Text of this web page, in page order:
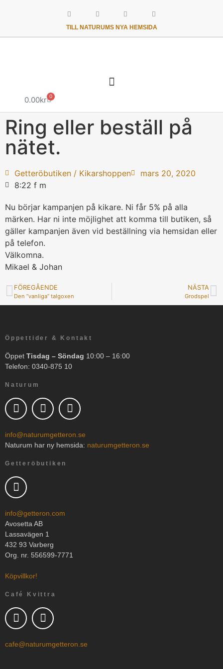
TILL NATURUMS NYA HEMSIDA
0.00kr 0
Ring eller beställ på
nätet.
Getteröbutiken / Kikarshoppen
mars 20, 2020
8:22 f m
Nu börjar kampanjen på kikare. Ni får 5% på alla
märken. Har ni inte möjlighet att komma till butiken, så
gäller kampanjen även vid beställning via hemsidan eller
på telefon.
Välkomna.
Mikael & Johan
FÖREGÅENDE
Den ”vanliga” talgoxen
NÄSTA
Grodspel
Öppettider & Kontakt
Öppet Tisdag – Söndag 10:00 – 16:00
Telefon: 0340-875 10
Naturum
info@naturumgetteron.se
Naturum har ny hemsida: naturumgetteron.se
Getteröbutiken
info@getteron.com
Avosetta AB
Lassavägen 1
432 93 Varberg
Org. nr. 556599-7771
Köpvillkor!
Café Kvittra
cafe@naturumgetteron.se